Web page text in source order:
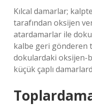
Kılcal damarlar;
tarafından oksijen
atardamarlar ile
kalbe geri gönderen
dokulardaki oksijen-
küçük çaplı